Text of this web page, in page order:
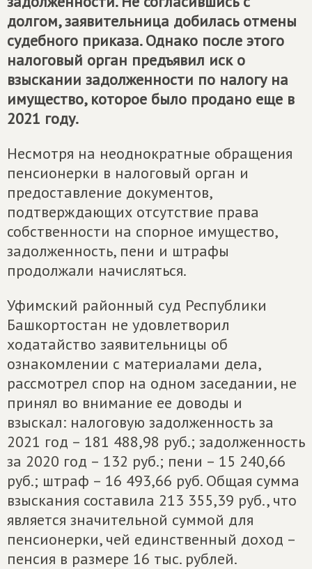
долгом, заявительница добилась отмены
судебного приказа. Однако после этого
налоговый орган предъявил иск о
взыскании задолженности по налогу на
имущество, которое было продано еще в
2021 году.
Несмотря на неоднократные обращения
пенсионерки в налоговый орган и
предоставление документов,
подтверждающих отсутствие права
собственности на спорное имущество,
задолженность, пени и штрафы
продолжали начисляться.
Уфимский районный суд Республики
Башкортостан не удовлетворил
ходатайство заявительницы об
ознакомлении с материалами дела,
рассмотрел спор на одном заседании, не
принял во внимание ее доводы и
взыскал: налоговую задолженность за
2021 год – 181 488,98 руб.; задолженность
за 2020 год – 132 руб.; пени – 15 240,66
руб.; штраф – 16 493,66 руб. Общая сумма
взыскания составила 213 355,39 руб., что
является значительной суммой для
пенсионерки, чей единственный доход –
пенсия в размере 16 тыс. рублей.